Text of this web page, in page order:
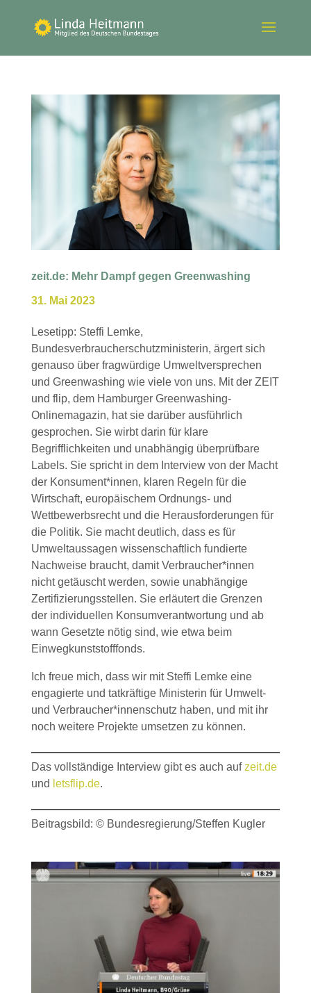
zeit.de: Mehr Dampf gegen Greenwashing
31. Mai 2023
Lesetipp: Steffi Lemke,
Bundesverbraucherschutzministerin, ärgert sich
genauso über fragwürdige Umweltversprechen
und Greenwashing wie viele von uns. Mit der ZEIT
und flip, dem Hamburger Greenwashing-
Onlinemagazin, hat sie darüber ausführlich
gesprochen. Sie wirbt darin für klare
Begrifflichkeiten und unabhängig überprüfbare
Labels. Sie spricht in dem Interview von der Macht
der Konsument*innen, klaren Regeln für die
Wirtschaft, europäischem Ordnungs- und
Wettbewerbsrecht und die Herausforderungen für
die Politik. Sie macht deutlich, dass es für
Umweltaussagen wissenschaftlich fundierte
Nachweise braucht, damit Verbraucher*innen
nicht getäuscht werden, sowie unabhängige
Zertifizierungsstellen. Sie erläutert die Grenzen
der individuellen Konsumverantwortung und ab
wann Gesetzte nötig sind, wie etwa beim
Einwegkunststofffonds.
Ich freue mich, dass wir mit Steffi Lemke eine
engagierte und tatkräftige Ministerin für Umwelt-
und Verbraucher*innenschutz haben, und mit ihr
noch weitere Projekte umsetzen zu können.
Das vollständige Interview gibt es auch auf zeit.de
und letsflip.de.
Beitragsbild: © Bundesregierung/Steffen Kugler